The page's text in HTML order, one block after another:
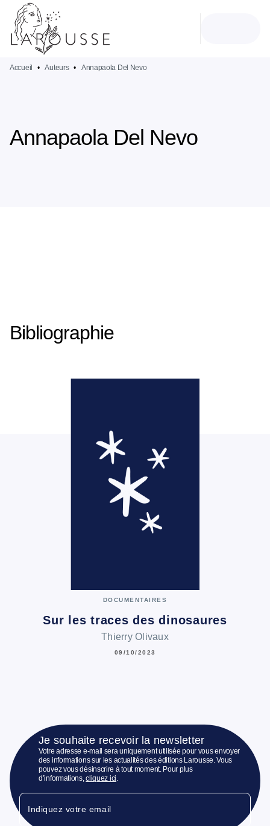
MENU
PIED DE PAGE
Accueil • Auteurs • Annapaola Del Nevo
Annapaola Del Nevo
Bibliographie
DOCUMENTAIRES
Sur les traces des dinosaures
Thierry Olivaux
09/10/2023
Je souhaite recevoir la newsletter
Votre adresse e-mail sera uniquement utilisée pour vous envoyer
des informations sur les actualités des éditions Larousse. Vous
pouvez vous désinscrire à tout moment. Pour plus
d’informations,cliquez ici
Indiquez votre email